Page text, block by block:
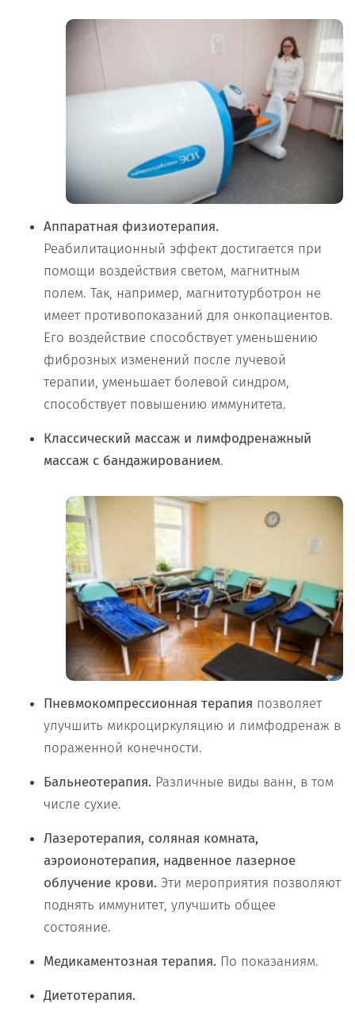
Аппаратная физиотерапия.
Реабилитационный эффект достигается при
помощи воздействия светом, магнитным
полем. Так, например, магнитотурботрон не
имеет противопоказаний для онкопациентов.
Его воздействие способствует уменьшению
фиброзных изменений после лучевой
терапии, уменьшает болевой синдром,
способствует повышению иммунитета.
Классический массаж и лимфодренажный
массаж с бандажированием.
Пневмокомпрессионная терапия позволяет
улучшить микроциркуляцию и лимфодренаж в
пораженной конечности.
Бальнеотерапия. Различные виды ванн, в том
числе сухие.
Лазеротерапия, соляная комната,
аэроионотерапия, надвенное лазерное
облучение крови. Эти мероприятия позволяют
поднять иммунитет, улучшить общее
состояние.
Медикаментозная терапия. По показаниям.
Диетотерапия.